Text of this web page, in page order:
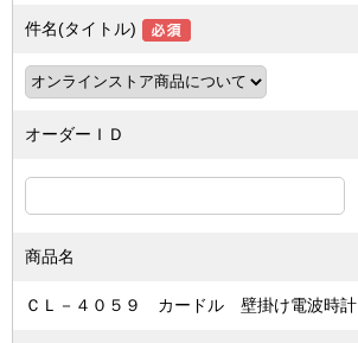
件名(タイトル)
オーダーＩＤ
商品名
ＣＬ－４０５９ カードル 壁掛け電波時計